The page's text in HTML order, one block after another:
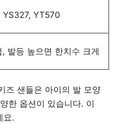
YT570
발등 높으면 한치수 크게
즈 샌들은 아이의 발 모양
한 옵션이 있습니다. 이
요.